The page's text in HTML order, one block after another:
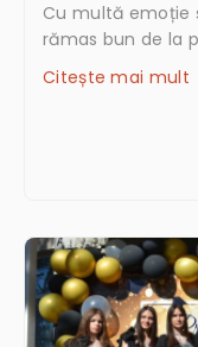
Cu multă emoție
rămas bun de la
Citește mai mult